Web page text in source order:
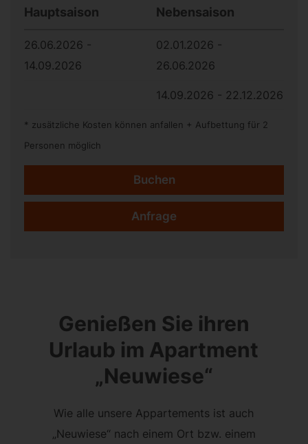
Hauptsaison Nebensaison
26.06.2026 -
14.09.2026
02.01.2026 -
26.06.2026
14.09.2026 - 22.12.2026
* zusätzliche Kosten können anfallen + Aufbettung für 2
Personen möglich
Buchen
Anfrage
Genießen Sie ihren
Urlaub im Apartment
„Neuwiese“
Wie alle unsere Appartements ist auch
„Neuwiese“ nach einem Ort bzw. einem